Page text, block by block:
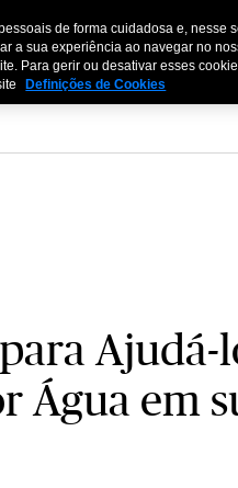
EmpresasParceiros de
Ajudá-
Água em
de forma cuidadosa e, nesse
a sua experiência ao navegar no
Para gerir ou desativar esses
Definições de Cookies